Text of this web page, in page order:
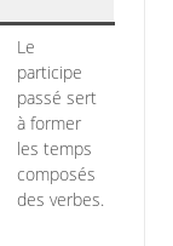
Le
participe
passé sert
à former
les temps
composés
des verbes.